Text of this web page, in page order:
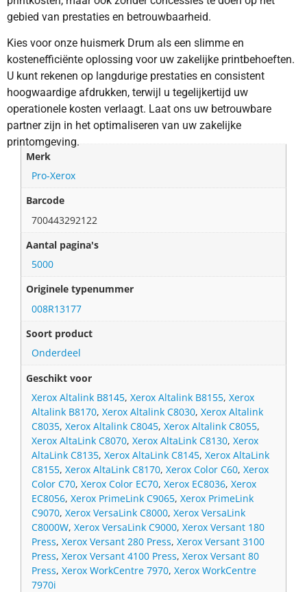
gebied van prestaties en betrouwbaarheid.
Kies voor onze huismerk Drum als een slimme en
kostenefficiënte oplossing voor uw zakelijke printbehoeften.
U kunt rekenen op langdurige prestaties en consistent
hoogwaardige afdrukken, terwijl u tegelijkertijd uw
operationele kosten verlaagt. Laat ons uw betrouwbare
partner zijn in het optimaliseren van uw zakelijke
printomgeving.
Merk
Pro-Xerox
Barcode
700443292122
Aantal pagina's
5000
Originele typenummer
008R13177
Soort product
Onderdeel
Geschikt voor
Xerox Altalink B8145,Xerox Altalink B8155,Xerox
Altalink B8170,Xerox Altalink C8030,Xerox Altalink
C8035,Xerox Altalink C8045,Xerox Altalink C8055,
Xerox AltaLink C8070,Xerox AltaLink C8130,Xerox
AltaLink C8135,Xerox AltaLink C8145,Xerox AltaLink
C8155,Xerox AltaLink C8170,Xerox Color C60,Xerox
Color C70,Xerox Color EC70,Xerox EC8036,Xerox
EC8056,Xerox PrimeLink C9065,Xerox PrimeLink
C9070,Xerox VersaLink C8000,Xerox VersaLink
C8000W,Xerox VersaLink C9000,Xerox Versant 180
Press,Xerox Versant 280 Press,Xerox Versant 3100
Press,Xerox Versant 4100 Press,Xerox Versant 80
Press,Xerox WorkCentre 7970,Xerox WorkCentre
7970i